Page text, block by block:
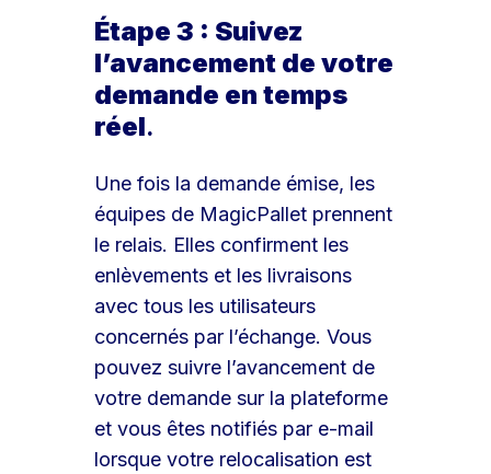
Étape 3 : Suivez
l’avancement de votre
demande en temps
réel.
Une fois la demande émise, les
équipes de MagicPallet prennent
le relais. Elles confirment les
enlèvements et les livraisons
avec tous les utilisateurs
concernés par l’échange. Vous
pouvez suivre l’avancement de
votre demande sur la plateforme
et vous êtes notifiés par e-mail
lorsque votre relocalisation est